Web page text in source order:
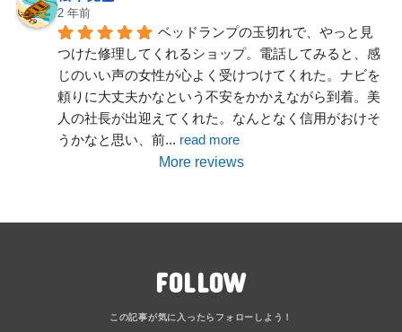
2 年前
ベッドランプの玉切れで、やっと見
つけた修理してくれるショップ。電話してみると、感
じのいい声の女性が心よく受けつけてくれた。ナビを
頼りに大丈夫かなという不安をかかえながら到着。美
人の社長が出迎えてくれた。なんとなく信用がおけそ
うかなと思い、前... read more
More reviews
FOLLOW